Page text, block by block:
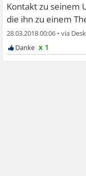
Kontakt zu seinem
die ihn zu einem
28.03.2018 00:06 •
x 1